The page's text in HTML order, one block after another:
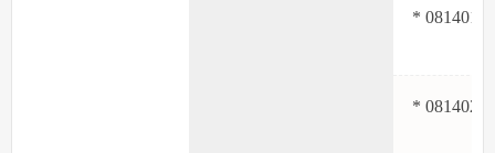
* 081401
* 081402